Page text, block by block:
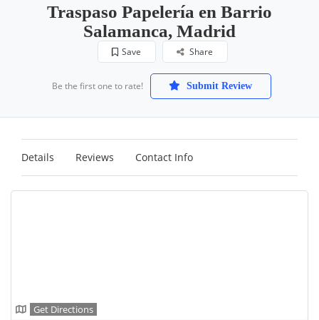
Traspaso Papelería en Barrio
Salamanca, Madrid
Save Share
Be the first one to rate! Submit Review
Details Reviews Contact Info
Get Directions